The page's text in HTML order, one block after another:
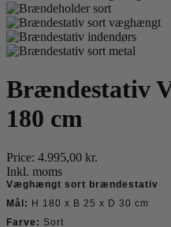
Brændestativ
180 cm
Price: 4.995,00 kr.
Inkl. moms
Væghængt sort brændestativ
Mål: H 180 x B 25 x D 30 cm
Farve: Sort